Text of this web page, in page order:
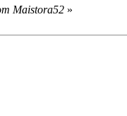
Maistora52 »